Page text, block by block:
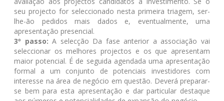
seu projecto for seleccionado nesta primeira triagem, ser-
lhe-ão pedidos mais dados e, eventualmente, uma
apresentação presencial.
3º passo: A selecção Da fase anterior a associação vai
seleccionar os melhores projectos e os que apresentam
maior potencial. É de seguida agendada uma apresentação
formal a um conjunto de potenciais investidores com
interesse na área de negócio em questão. Deverá preparar-
se bem para esta apresentação e dar particular destaque